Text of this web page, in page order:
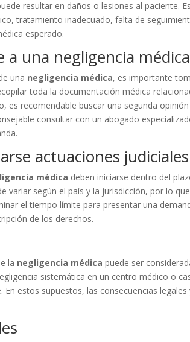
resultar en daños o lesiones al paciente.
tratamiento inadecuado, falta de
esperado.
una negligencia médica
una negligencia médica, es importante
toda la documentación médica
es recomendable buscar una segunda
consultar con un abogado
actuaciones judiciales
médica deben iniciarse dentro del
variar según el país y la jurisdicción, por lo
el tiempo límite para presentar una
de los derechos.
la negligencia médica puede ser
sistemática en un centro médico o
estos supuestos, las consecuencias